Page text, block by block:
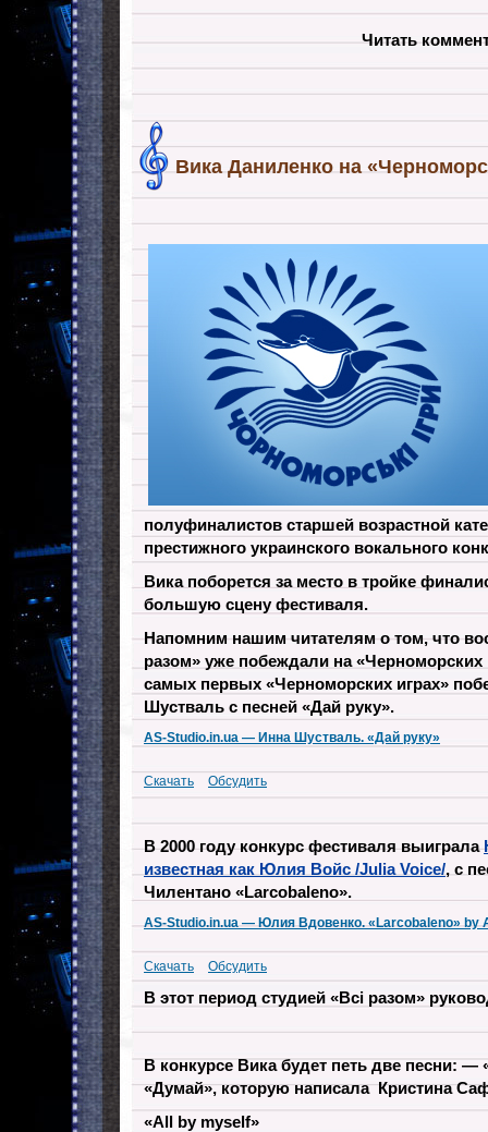
Читать
Вика Даниленко на
полуфиналистов старшей возрастной
престижного украинского вокального
Вика поборется за место в тройке
большую сцену фестиваля.
Напомним нашим читателям о том, что
разом» уже побеждали на «Черноморских
самых первых «Черноморских играх»
Шустваль с песней «Дай руку».
AS-Studio.in.ua — Инна Шустваль. «Дай руку»
Скачать Обсудить
В 2000 году конкурс фестиваля выиграла
известная как Юлия Войс /Julia Voice/, с
Чилентано «Larcobaleno».
AS-Studio.in.ua — Юлия Вдовенко. «Larcobaleno» by
Скачать Обсудить
В этот период студией «Всі разом»
В конкурсе Вика будет петь две песни:
«Думай», которую написала Кристина
«All by myself»